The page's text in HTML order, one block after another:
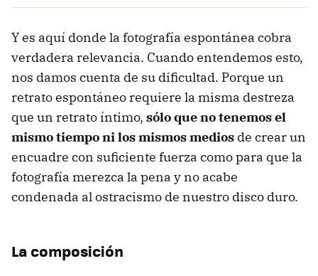
Y es aquí donde la fotografía espontánea cobra
verdadera relevancia. Cuando entendemos esto,
nos damos cuenta de su dificultad. Porque un
retrato espontáneo requiere la misma destreza
que un retrato íntimo, sólo que no tenemos el
mismo tiempo ni los mismos medios de crear un
encuadre con suficiente fuerza como para que la
fotografía merezca la pena y no acabe
condenada al ostracismo de nuestro disco duro.
La composición